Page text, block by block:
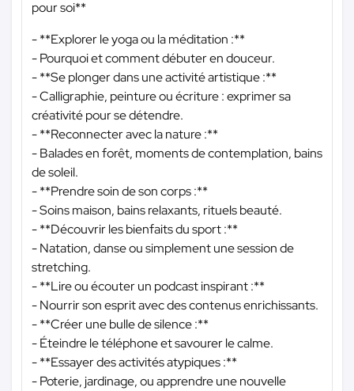
pour soi**
- **Explorer le yoga ou la méditation :**
- Pourquoi et comment débuter en douceur.
- **Se plonger dans une activité artistique :**
- Calligraphie, peinture ou écriture : exprimer sa
créativité pour se détendre.
- **Reconnecter avec la nature :**
- Balades en forêt, moments de contemplation, bains
de soleil.
- **Prendre soin de son corps :**
- Soins maison, bains relaxants, rituels beauté.
- **Découvrir les bienfaits du sport :**
- Natation, danse ou simplement une session de
stretching.
- **Lire ou écouter un podcast inspirant :**
- Nourrir son esprit avec des contenus enrichissants.
- **Créer une bulle de silence :**
- Éteindre le téléphone et savourer le calme.
- **Essayer des activités atypiques :**
- Poterie, jardinage, ou apprendre une nouvelle